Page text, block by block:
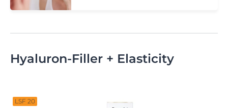
Hyaluron-Filler + Elasticity
LSF 20